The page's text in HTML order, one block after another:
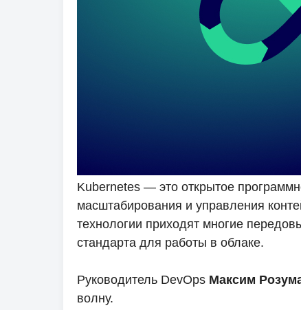
Kubernetes — это открытое
масштабирования и управления
технологии приходят многие
стандарта для работы в облаке.
Руководитель DevOps Максим
волну.